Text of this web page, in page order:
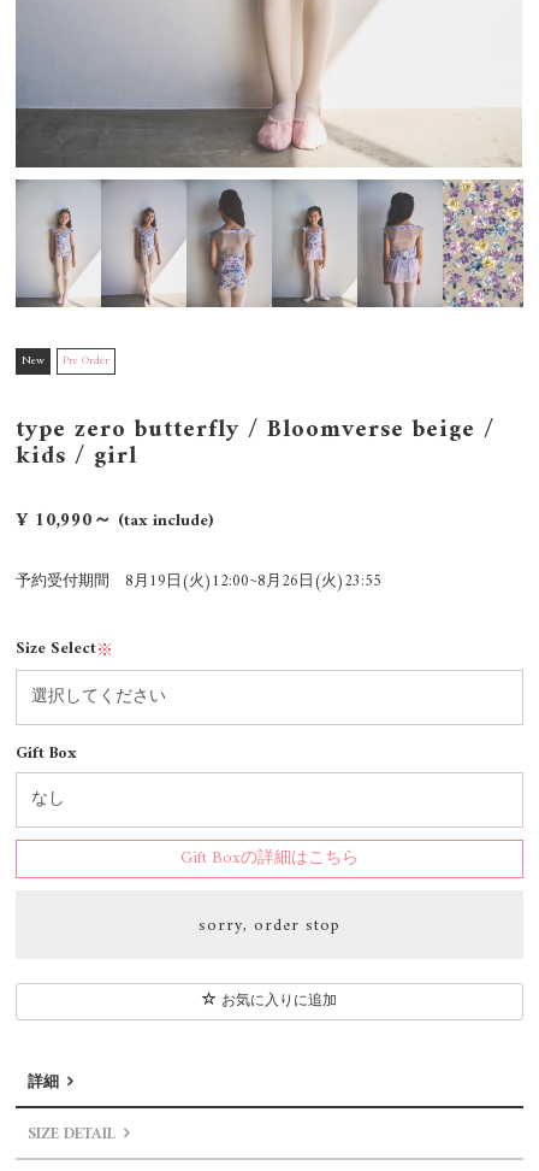
New Pre Order
type zero butterfly / Bloomverse beige /
kids / girl
¥ 10,990～ (tax include)
予約受付期間 8月19日(火)12:00~8月26日(火)23:55
Size Select※
Gift Box
Gift Boxの詳細はこちら
sorry, order stop
お気に入りに追加
詳細
SIZE DETAIL